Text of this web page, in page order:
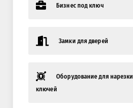
Бизнес под ключ
Замки для дверей
Оборудование для нарезки
ключей